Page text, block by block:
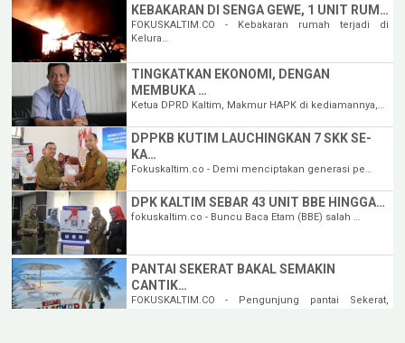
KEBAKARAN DI SENGA GEWE, 1 UNIT RUM…
FOKUSKALTIM.CO - Kebakaran rumah terjadi di
Kelura…
TINGKATKAN EKONOMI, DENGAN
MEMBUKA …
Ketua DPRD Kaltim, Makmur HAPK di kediamannya,…
DPPKB KUTIM LAUCHINGKAN 7 SKK SE-
KA…
Fokuskaltim.co - Demi menciptakan generasi pe…
DPK KALTIM SEBAR 43 UNIT BBE HINGGA…
fokuskaltim.co - Buncu Baca Etam (BBE) salah …
PANTAI SEKERAT BAKAL SEMAKIN
CANTIK…
FOKUSKALTIM.CO - Pengunjung pantai Sekerat,